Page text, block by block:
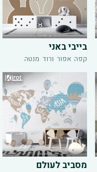
בייבי באני
קפה אפור ורוד מנטה
מסביב לעולם